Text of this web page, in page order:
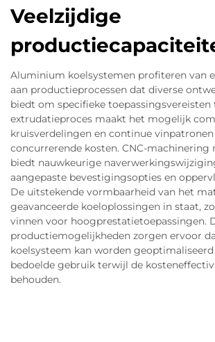
Veelzijdige
Aluminium koelsystemen profiteren van
aan productieprocessen dat diverse
biedt om specifieke toepassingsvereisten
extrudatieproces maakt het mogelijk
kruisverdelingen en continue
concurrerende kosten. CNC-machinering
biedt nauwkeurige
aangepaste bevestigingsopties en
De uitstekende vormbaarheid van het
geavanceerde koeloplossingen in staat,
vinnen voor hoogprestatietoepassingen.
productiemogelijkheden zorgen ervoor
koelsysteem kan worden
bedoelde gebruik terwijl de
behouden.